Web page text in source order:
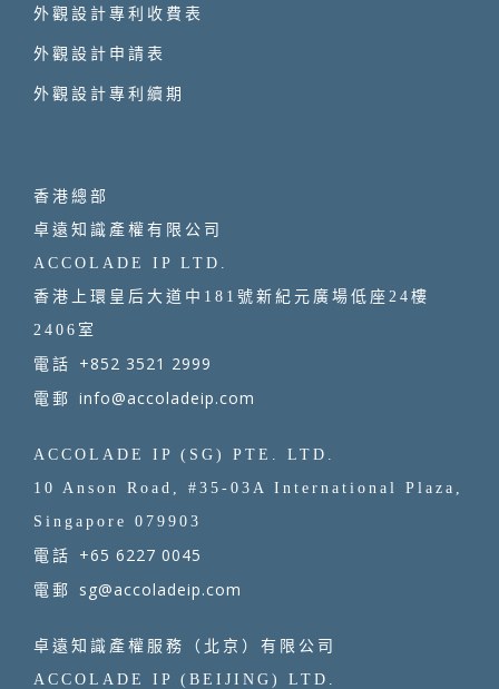
外觀設計專利收費表
外觀設計申請表
外觀設計專利續期
香港總部
卓遠知識產權有限公司
ACCOLADE IP LTD.
香港上環皇后大道中181號新紀元廣場低座24樓
2406室
電話 +852 3521 2999
電郵 info@accoladeip.com
ACCOLADE IP (SG) PTE. LTD.
10 Anson Road, #35-03A International Plaza,
Singapore 079903
電話 +65 6227 0045
電郵 sg@accoladeip.com
卓遠知識產權服務（北京）有限公司
ACCOLADE IP (BEIJING) LTD.